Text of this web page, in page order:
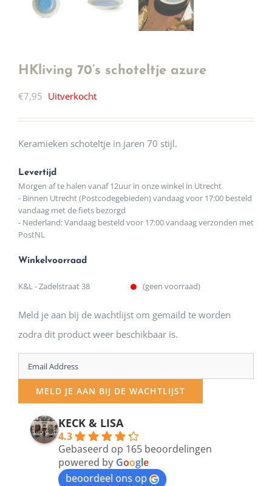
HKliving 70’s schoteltje azure
€7,95 Uitverkocht
Keramieken schoteltje in jaren 70 stijl.
Levertijd
Morgen af te halen vanaf 12uur in onze winkel in Utrecht
- Binnen Utrecht (Postcodegebieden) vandaag voor 17:00 besteld
vandaag met de fiets bezorgd
- Nederland: Vandaag besteld voor 17:00 vandaag verzonden met
PostNL
Winkelvoorraad
K&L - Zadelstraat 38 (geen voorraad)
Meld je aan bij de wachtlijst om gemaild te worden
zodra dit product weer beschikbaar is.
Enter
your
email
address
MELD JE AAN BIJ DE WACHTLIJST
KECK & LISA
4.3
Gebaseerd op 165 beoordelingen
powered by Google
beoordeel ons op